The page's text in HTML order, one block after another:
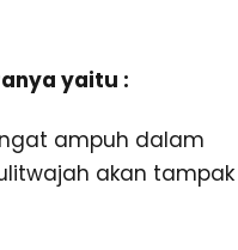
yaitu :
ampuh dalam
akan tampak